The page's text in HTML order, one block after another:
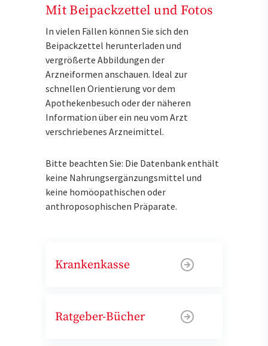
Mit Beipackzettel und Fotos
In vielen Fällen können Sie sich den
Beipackzettel herunterladen und
vergrößerte Abbildungen der
Arzneiformen anschauen. Ideal zur
schnellen Orientierung vor dem
Apothekenbesuch oder der näheren
Information über ein neu vom Arzt
verschriebenes Arzneimittel.
Bitte beachten Sie: Die Datenbank enthält
keine Nahrungsergänzungsmittel und
keine homöopathischen oder
anthroposophischen Präparate.
Krankenkasse
Ratgeber-Bücher